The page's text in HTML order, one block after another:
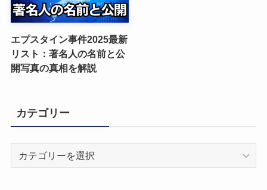
エプスタイン事件2025最新
リスト：著名人の名前と公
開写真の真相を解説
カテゴリー